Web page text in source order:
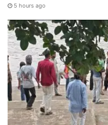
5 hours ago